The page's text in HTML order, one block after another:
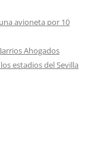
avioneta por 10
Ahogados
estadios del Sevilla